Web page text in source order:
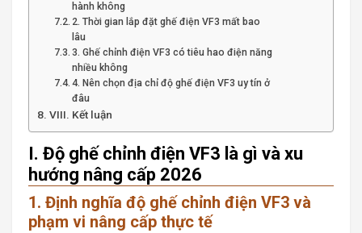
hành không
2. Thời gian lắp đặt ghế điện VF3 mất bao
lâu
3. Ghế chỉnh điện VF3 có tiêu hao điện năng
nhiều không
4. Nên chọn địa chỉ độ ghế điện VF3 uy tín ở
đâu
VIII. Kết luận
I. Độ ghế chỉnh điện VF3 là gì và xu
hướng nâng cấp 2026
1. Định nghĩa độ ghế chỉnh điện VF3 và
phạm vi nâng cấp thực tế